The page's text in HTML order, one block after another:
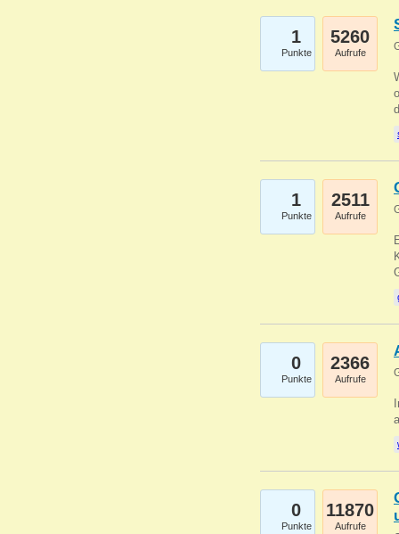
1
Punkte
5260
Aufrufe
1
Punkte
2511
Aufrufe
0
Punkte
2366
Aufrufe
0
Punkte
11870
Aufrufe